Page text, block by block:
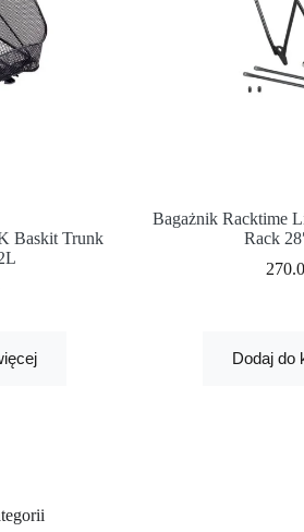
Baskit Trunk
Bagażnik Racktime
Rack
Dodaj do